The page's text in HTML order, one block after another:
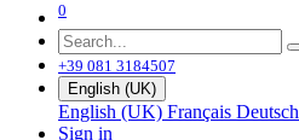
0
+39 081 3184507
English (UK)
English (UK) Français Deutsch
Sign in